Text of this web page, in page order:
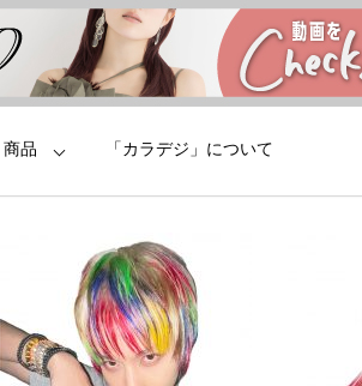
商品 「カラデジ」について